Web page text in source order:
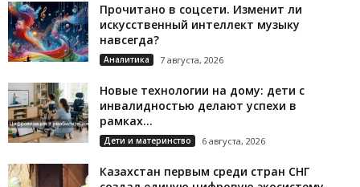
Прочитано в соцсети. Изменит ли
искусственный интеллект музыку
навсегда?
Аналитика 7 августа, 2026
Новые технологии на дому: дети с
инвалидностью делают успехи в
рамках...
Дети и материнство 6 августа, 2026
Казахстан первым среди стран СНГ